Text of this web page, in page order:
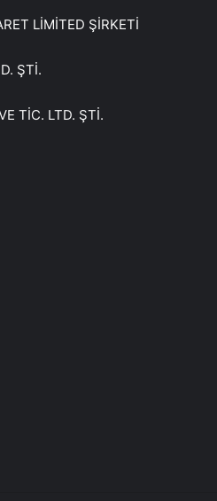
LİMİTED ŞİRKETİ
ŞTİ.
TİC. LTD. ŞTİ.